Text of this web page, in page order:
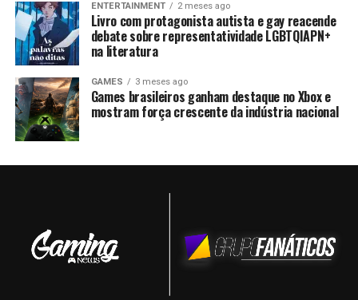
ENTERTAINMENT 2 meses ago
Livro com protagonista autista e gay reacende
debate sobre representatividade LGBTQIAPN+
na literatura
GAMES 3 meses ago
Games brasileiros ganham destaque no Xbox e
mostram força crescente da indústria nacional